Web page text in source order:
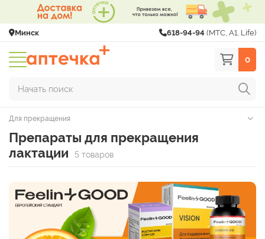
Минск 618-94-94 (МТС, A1, Life)
0
Начать поиск
Для прекращения
Препараты для прекращения
лактации
5 товаров